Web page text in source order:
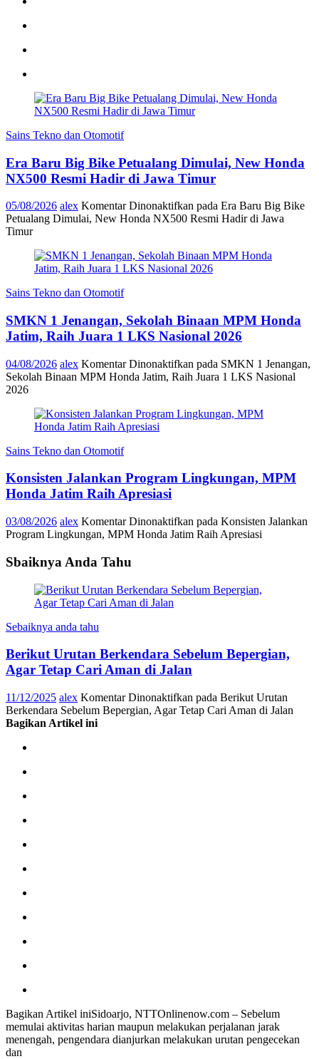
Sains Tekno dan Otomotif
Era Baru Big Bike Petualang Dimulai, New Honda
NX500 Resmi Hadir di Jawa Timur
05/08/2026 alex Komentar Dinonaktifkan pada Era Baru Big Bike
Petualang Dimulai, New Honda NX500 Resmi Hadir di Jawa
Timur
Sains Tekno dan Otomotif
SMKN 1 Jenangan, Sekolah Binaan MPM Honda
Jatim, Raih Juara 1 LKS Nasional 2026
04/08/2026 alex Komentar Dinonaktifkan pada SMKN 1 Jenangan,
Sekolah Binaan MPM Honda Jatim, Raih Juara 1 LKS Nasional
2026
Sains Tekno dan Otomotif
Konsisten Jalankan Program Lingkungan, MPM
Honda Jatim Raih Apresiasi
03/08/2026 alex Komentar Dinonaktifkan pada Konsisten Jalankan
Program Lingkungan, MPM Honda Jatim Raih Apresiasi
Sbaiknya Anda Tahu
Sebaiknya anda tahu
Berikut Urutan Berkendara Sebelum Bepergian,
Agar Tetap Cari Aman di Jalan
11/12/2025 alex Komentar Dinonaktifkan pada Berikut Urutan
Berkendara Sebelum Bepergian, Agar Tetap Cari Aman di Jalan
Bagikan Artikel ini
Bagikan Artikel iniSidoarjo, NTTOnlinenow.com – Sebelum
memulai aktivitas harian maupun melakukan perjalanan jarak
menengah, pengendara dianjurkan melakukan urutan pengecekan
dan